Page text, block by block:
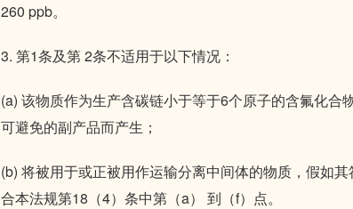
260 ppb。
3. 第1条及第 2条不适用于以下情况：
(a) 该物质作为生产含碳链小于等于6个原子的含氟化合
可避免的副产品而产生；
(b) 将被用于或正被用作运输分离中间体的物质，假如其
合本法规第18（4）条中第（a） 到（f）点。